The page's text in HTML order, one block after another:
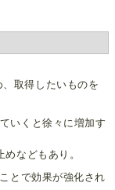
取得したいものを
いくと徐々に増加す
などもあり。
とで効果が強化され